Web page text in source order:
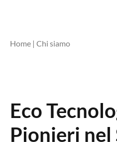
Home | Chi siamo
Eco
Pionieri nel